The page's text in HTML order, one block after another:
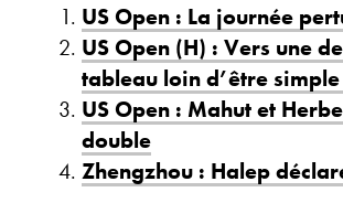
US Open : La journée
US Open (H) : Vers une
tableau loin d’être
US Open : Mahut et
double
Zhengzhou : Halep